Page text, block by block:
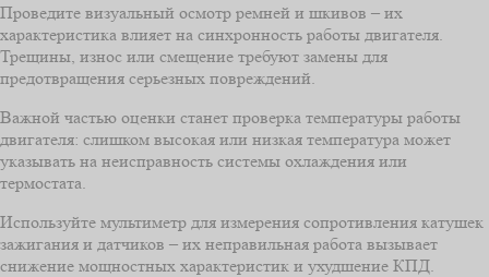
Проведите визуальный осмотр ремней и шкивов – их
характеристика влияет на синхронность работы двигателя.
Трещины, износ или смещение требуют замены для
предотвращения серьезных повреждений.
Важной частью оценки станет проверка температуры работы
двигателя: слишком высокая или низкая температура может
указывать на неисправность системы охлаждения или
термостата.
Используйте мультиметр для измерения сопротивления катушек
зажигания и датчиков – их неправильная работа вызывает
снижение мощностных характеристик и ухудшение КПД.